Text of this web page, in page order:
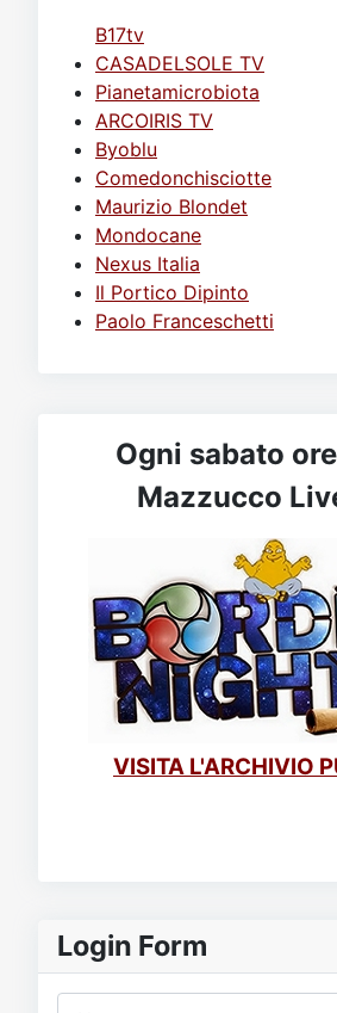
Login Form
B17tv
CASADELSOLE TV
Pianetamicrobiota
ARCOIRIS TV
Byoblu
Comedonchisciotte
Maurizio Blondet
Mondocane
Nexus Italia
Il Portico Dipinto
Paolo Franceschetti
Ogni sabato
Mazzucco
VISITA L'ARCHIVIO